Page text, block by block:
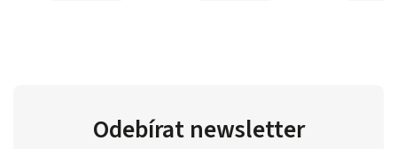
Odebírat newsletter